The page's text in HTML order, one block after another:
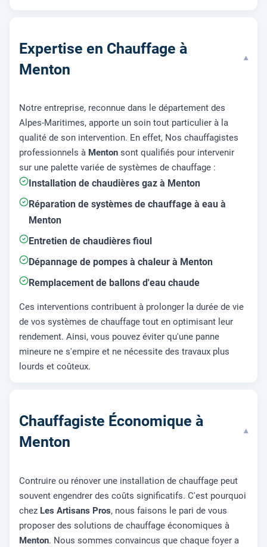
Expertise en Chauffage à
Menton
▾
Notre entreprise, reconnue dans le département des
Alpes-Maritimes, apporte un soin tout particulier à la
qualité de son intervention. En effet, Nos chauffagistes
professionnels à Menton sont qualifiés pour intervenir
sur une palette variée de systèmes de chauffage :
Installation de chaudières gaz à Menton
Réparation de systèmes de chauffage à eau à
Menton
Entretien de chaudières fioul
Dépannage de pompes à chaleur à Menton
Remplacement de ballons d'eau chaude
Ces interventions contribuent à prolonger la durée de vie
de vos systèmes de chauffage tout en optimisant leur
rendement. Ainsi, vous pouvez éviter qu'une panne
mineure ne s'empire et ne nécessite des travaux plus
lourds et coûteux.
Chauffagiste Économique à
Menton
▾
Contruire ou rénover une installation de chauffage peut
souvent engendrer des coûts significatifs. C'est pourquoi
chez Les Artisans Pros, nous faisons le pari de vous
proposer des solutions de chauffage économiques à
Menton. Nous sommes convaincus que chaque foyer a